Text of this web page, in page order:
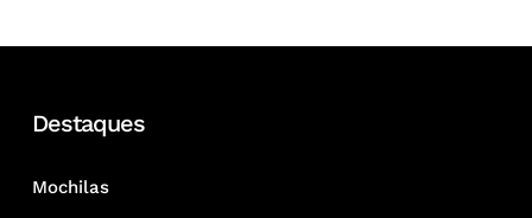
Destaques
Mochilas